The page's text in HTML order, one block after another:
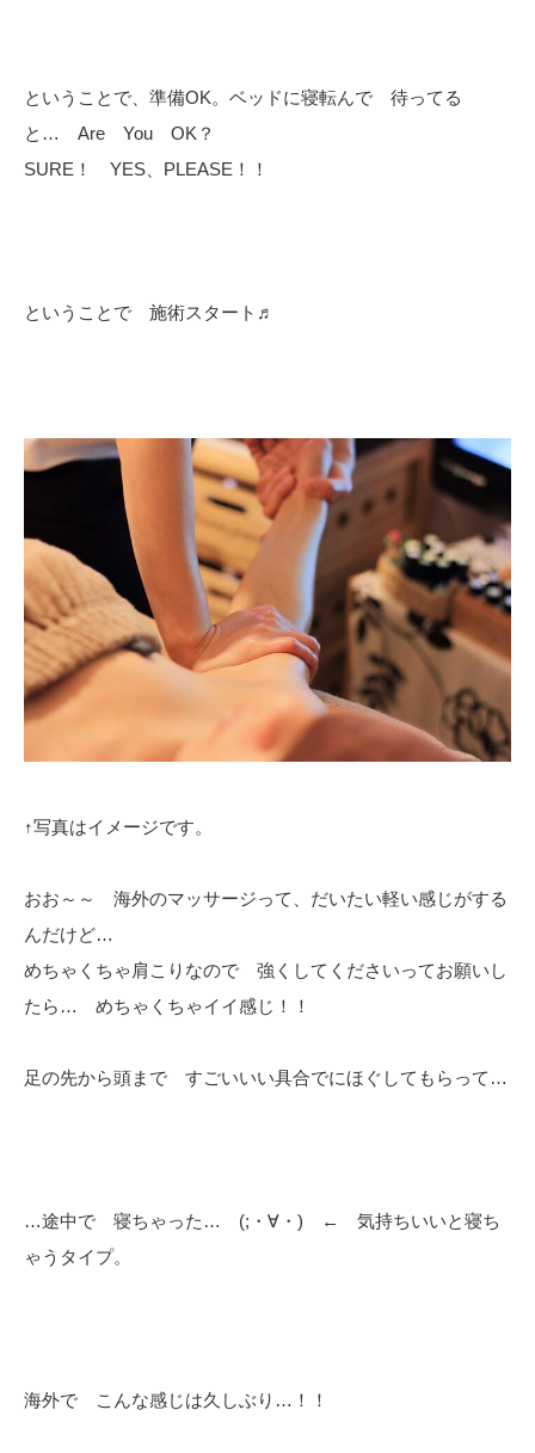
ということで、準備OK。ベッドに寝転んで 待ってる
と… Are You OK？
SURE！ YES、PLEASE！！
ということで 施術スタート♬
↑写真はイメージです。
おお～～ 海外のマッサージって、だいたい軽い感じがする
んだけど…
めちゃくちゃ肩こりなので 強くしてくださいってお願いし
たら… めちゃくちゃイイ感じ！！
足の先から頭まで すごいいい具合でにほぐしてもらって…
…途中で 寝ちゃった… (;・∀・) ← 気持ちいいと寝ち
ゃうタイプ。
海外で こんな感じは久しぶり…！！